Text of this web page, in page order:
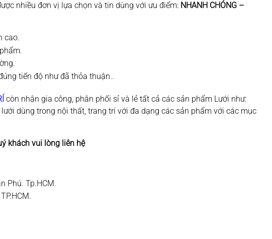
nhiều đơn vị lựa chọn và tin dùng với ưu điểm: NHANH CHÓNG –
cao.
tiến độ như đã thỏa thuận..
còn nhận gia công, phân phối sỉ và lẻ tất cả các sản phẩm Lưới như:
dùng trong nội thất, trang trí với đa dạng các sản phẩm với các mục
khách vui lòng liên hệ
Phú. Tp.HCM.